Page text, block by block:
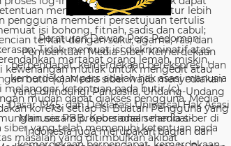
Peraturan Dewan Pers Pedoman
Pemberitaan Media Siber Kemerdekaan
berpendapat, kemerdekaan berekspresi, dan
kemerdekaan pers adalah hak asasi manusia
yang dilindungi Pancasila, Undang-Undang
Dasar 1945, dan Deklarasi Universal Hak Asasi
Manusia PBB. Keberadaan media siber di
Indonesia juga merupakan bagian dari